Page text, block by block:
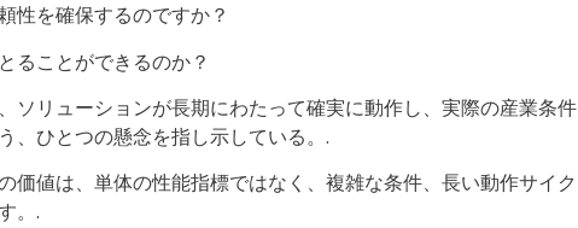
性を確保するのですか？
ることができるのか？
リューションが長期にわたって確実に動作し、実際の産業条件
、ひとつの懸念を指し示している。.
値は、単体の性能指標ではなく、複雑な条件、長い動作サイク
。.